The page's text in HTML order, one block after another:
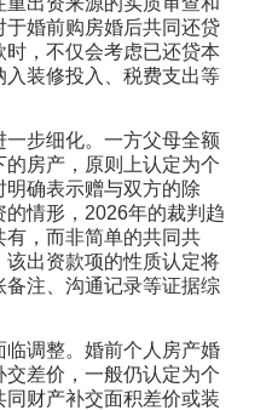
婚前购房婚后共同还贷
，不仅会考虑已还贷本
装修投入、税费支出等
步细化。一方父母全额
房产，原则上认定为个
明确表示赠与双方的除
情形，2026年的裁判趋
，而非简单的共同共
出资款项的性质认定将
注、沟通记录等证据综
调整。婚前个人房产婚
差价，一般仍认定为个
同财产补交面积差价或装